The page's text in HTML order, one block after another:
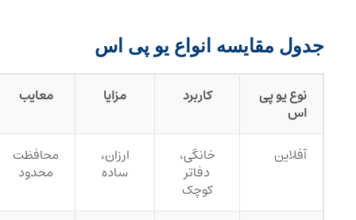
جدول مقایسه انواع یو پی اس
نوع یو پی
اس
کاربرد مزایا معایب
آفلاین خانگی،
دفاتر
کوچک
ارزان،
ساده
محافظت
محدود